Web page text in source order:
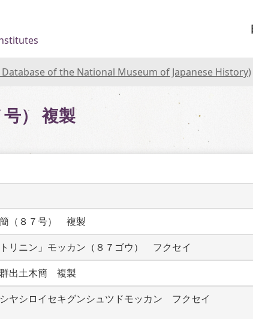
of the National Museum of Japanese History)
） 複製
（８７号）　複製
リニン」モッカン（８７ゴウ）　フクセイ
出土木簡　複製
ヤシロイセキグンシュツドモッカン　フクセイ